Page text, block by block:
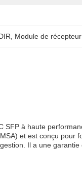
Module de
à haute
et est conçu pour
Il a une